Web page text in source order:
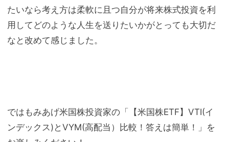
たいなら考え方は柔軟に且つ自分が将来株式投資を利
用してどのような人生を送りたいかがとっても大切だ
なと改めて感じました。
ではもみあげ米国株投資家の「【米国株ETF】VTI(イ
ンデックス)とVYM(高配当）比較！答えは簡単！」を